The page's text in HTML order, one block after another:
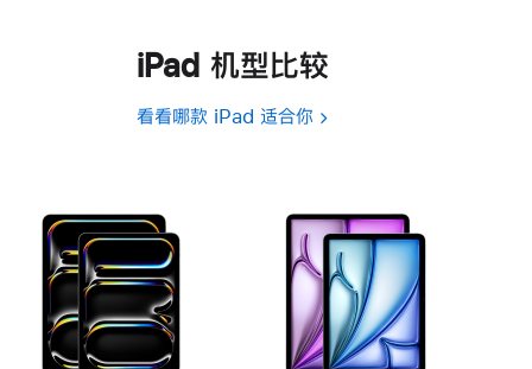
iPad 机型比较
看看哪款 iPad 适合你